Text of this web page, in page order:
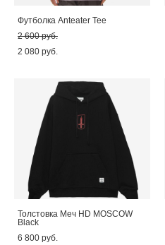
Футболка Anteater Tee
2 600 pуб.
2 080 pуб.
Толстовка Меч HD MOSCOW
Black
6 800 pуб.